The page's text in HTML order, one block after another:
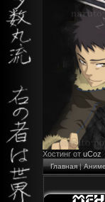
Хостинг от uCoz
Главная|